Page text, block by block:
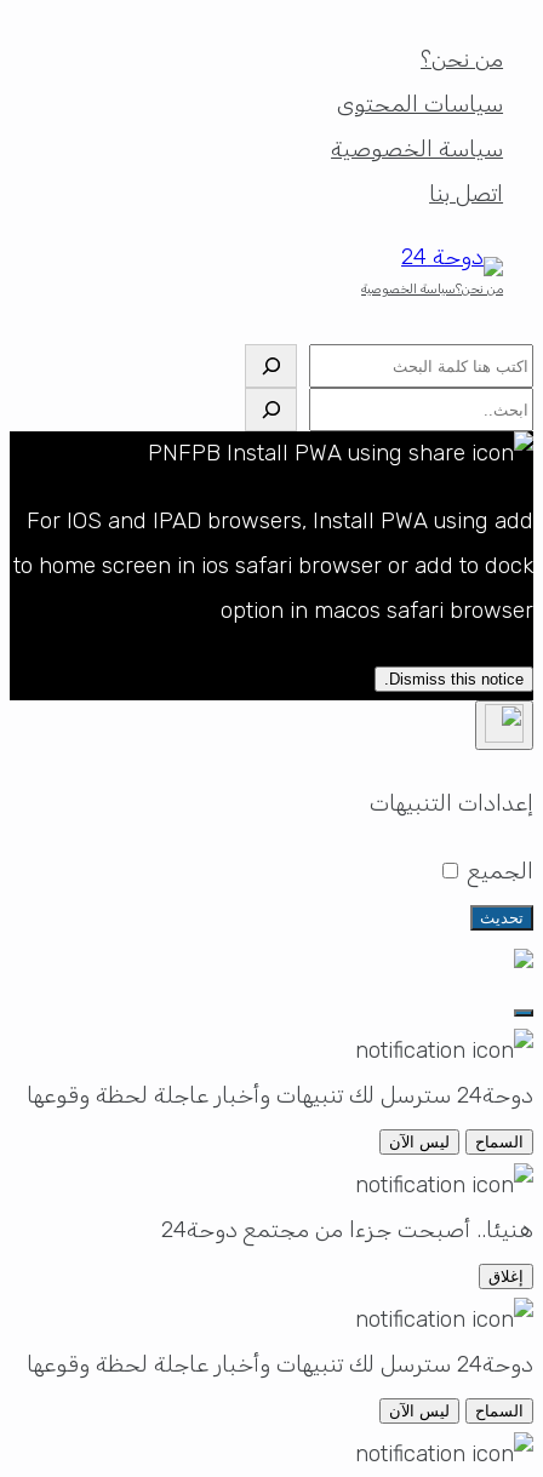
من نحن؟
سياسات المحتوى
سياسة الخصوصية
اتصل بنا
من نحن؟سياسة الخصوصية
البحث
البحث
For IOS and IPAD browsers, Install PWA using add
to home screen in ios safari browser or add to dock
option in macos safari browser
Dismiss this notice.
إعدادات التنبيهات
الجميع
تحديث
دوحة24 سترسل لك تنبيهات وأخبار عاجلة لحظة وقوعها
السماح ليس الآن
هنيئا.. أصبحت جزءا من مجتمع دوحة24
إغلاق
دوحة24 سترسل لك تنبيهات وأخبار عاجلة لحظة وقوعها
السماح ليس الآن